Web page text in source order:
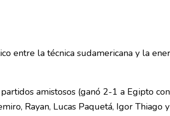
entre la técnica sudamericana y la
amistosos (ganó 2-1 a Egipto
Rayan, Lucas Paquetá, Igor Thiago